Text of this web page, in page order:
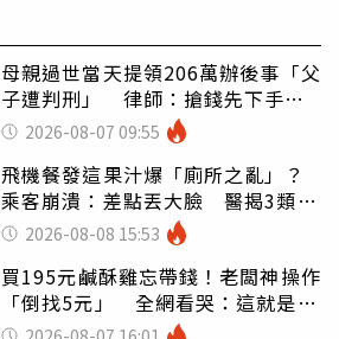
母親過世當天提領206萬辦後事「父
子遭判刑」 律師：搶錢先下手是
罪 2026-08-07 09:55
飛機餐發這果汁爆「廁所之亂」？
乘客崩潰：差點丟大臉 醫揭3類人
別亂喝
2026-08-08 15:53
買195元鹹酥雞忘帶錢！老闆神操作
「倒找5元」 全網看哭：這就是台
灣